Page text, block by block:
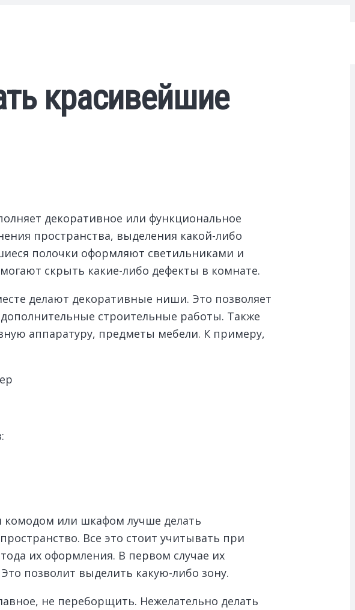
красивейшие
декоративное или функциональное
пространства, выделения какой-либо
полочки оформляют светильниками и
скрыть какие-либо дефекты в комнате.
делают декоративные ниши. Это позволяет
строительные работы. Также
аппаратуру, предметы мебели. К примеру,
комодом или шкафом лучше делать
Все это стоит учитывать при
их оформления. В первом случае их
позволит выделить какую-либо зону.
не переборщить. Нежелательно делать